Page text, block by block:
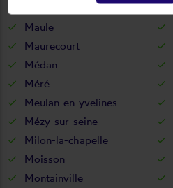
Mareil-sur-mauldre
Maule
Maurecourt
Médan
Méré
Meulan-en-yvelines
Mézy-sur-seine
Milon-la-chapelle
Moisson
Montainville